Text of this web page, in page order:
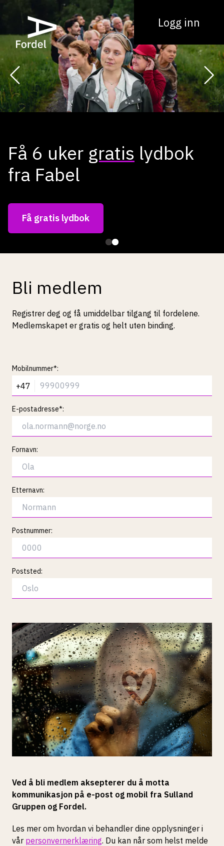
Logg inn
Få 6 uker gratis lydbok
fra Fabel
Få gratis lydbok
Bli medlem
Registrer deg og få umiddelbar tilgang til fordelene.
Medlemskapet er gratis og helt uten binding.
Mobilnummer*:
+47
E-postadresse*:
Fornavn:
Etternavn:
Postnummer:
Poststed:
Ved å bli medlem aksepterer du å motta
kommunikasjon på e-post og mobil fra Sulland
Gruppen og Fordel.
Les mer om hvordan vi behandler dine opplysninger i
vår personvernerklæring. Du kan når som helst melde